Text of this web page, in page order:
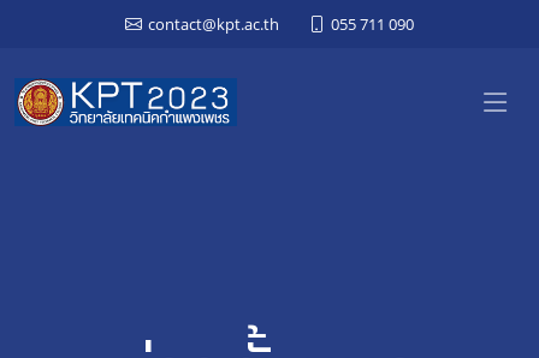
contact@kpt.ac.th 055 711 090